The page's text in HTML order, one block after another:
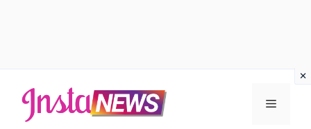
contenuto
Menu